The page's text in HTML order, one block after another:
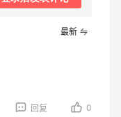
最新
回复 0